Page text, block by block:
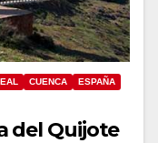
CUENCA
ESPAÑA
del Quijote